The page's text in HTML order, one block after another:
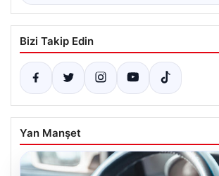
Bizi Takip Edin
Yan Manşet